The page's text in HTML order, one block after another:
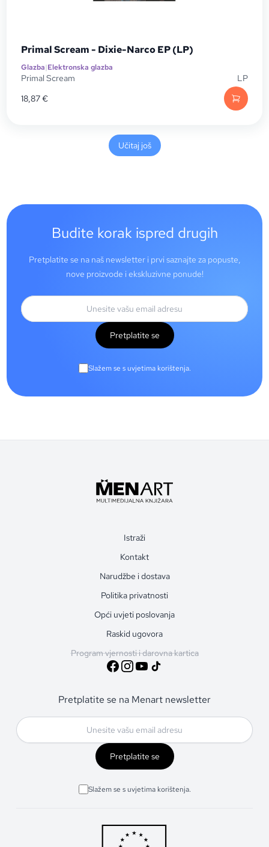
Primal Scream - Dixie-Narco EP (LP)
Glazba|Elektronska glazba
Primal Scream
LP
18,87€
Učitaj još
Budite korak ispred drugih
Pretplatite se na naš newsletter i prvi saznajte za popuste,
nove proizvode i ekskluzivne ponude!
Pretplatite se
Slažem se s uvjetima korištenja.
Istraži
Kontakt
Narudžbe i dostava
Politika privatnosti
Opći uvjeti poslovanja
Raskid ugovora
Program vjernosti i darovna kartica
Pretplatite se na Menart newsletter
Pretplatite se
Slažem se s uvjetima korištenja.